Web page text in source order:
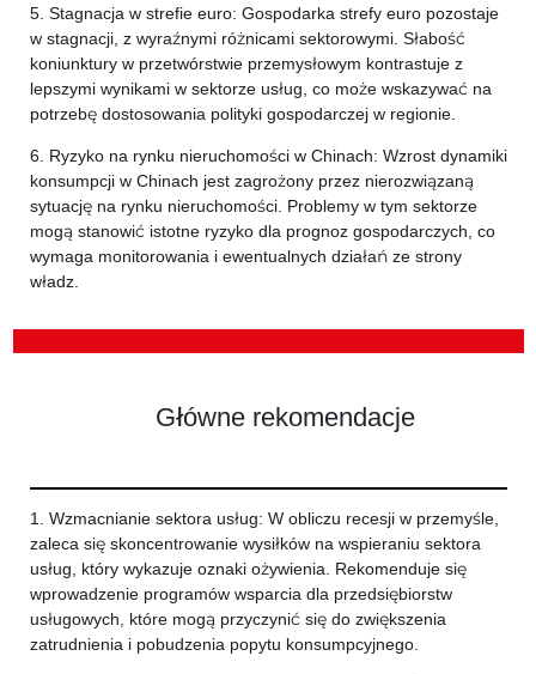
5. Stagnacja w strefie euro: Gospodarka strefy euro pozostaje
w stagnacji, z wyraźnymi różnicami sektorowymi. Słabość
koniunktury w przetwórstwie przemysłowym kontrastuje z
lepszymi wynikami w sektorze usług, co może wskazywać na
potrzebę dostosowania polityki gospodarczej w regionie.
6. Ryzyko na rynku nieruchomości w Chinach: Wzrost dynamiki
konsumpcji w Chinach jest zagrożony przez nierozwiązaną
sytuację na rynku nieruchomości. Problemy w tym sektorze
mogą stanowić istotne ryzyko dla prognoz gospodarczych, co
wymaga monitorowania i ewentualnych działań ze strony
władz.
Główne rekomendacje
1. Wzmacnianie sektora usług: W obliczu recesji w przemyśle,
zaleca się skoncentrowanie wysiłków na wspieraniu sektora
usług, który wykazuje oznaki ożywienia. Rekomenduje się
wprowadzenie programów wsparcia dla przedsiębiorstw
usługowych, które mogą przyczynić się do zwiększenia
zatrudnienia i pobudzenia popytu konsumpcyjnego.